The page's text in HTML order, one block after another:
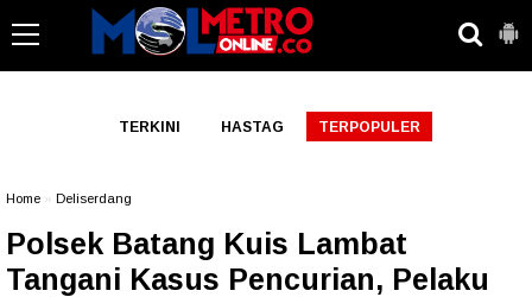
TERKINI HASTAG TERPOPULER
Home Deliserdang
Polsek Batang Kuis Lambat
Tangani Kasus Pencurian, Pelaku